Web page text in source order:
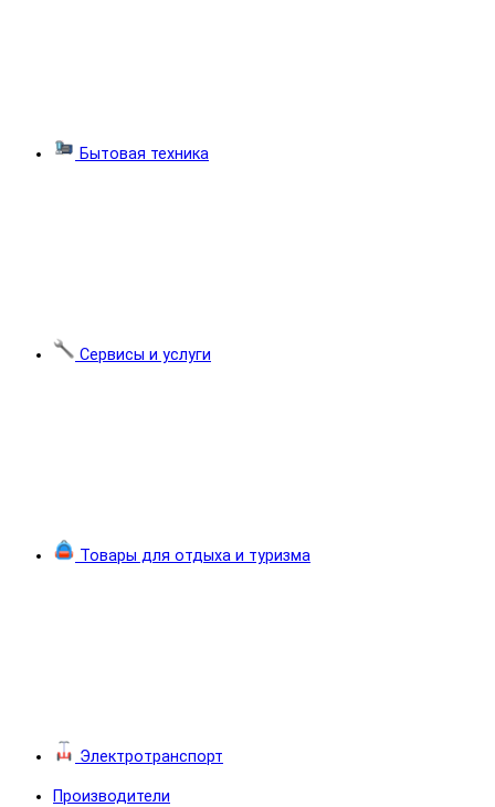
Бытовая техника
Сервисы и услуги
Товары для отдыха и туризма
Электротранспорт
Производители